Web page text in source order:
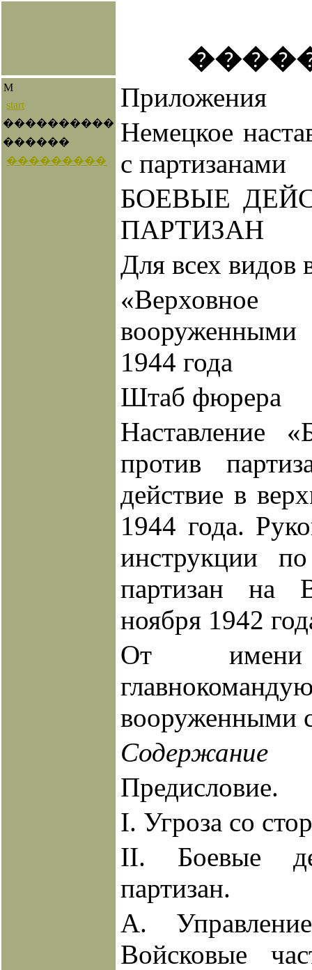
M
start
����������
������
���������
Приложения
Немецкое
с партизанами
БОЕВЫЕ
ПАРТИЗАН
Для всех видов
«Верховное
1944 года
Штаб фюрера
Наставление
против
действие в
1944 года.
инструкции
партизан на
ноября 1942
От имени
вооруженными
Содержание
Предисловие.
I. Угроза со
II. Боевые
партизан.
A.
Войсковые